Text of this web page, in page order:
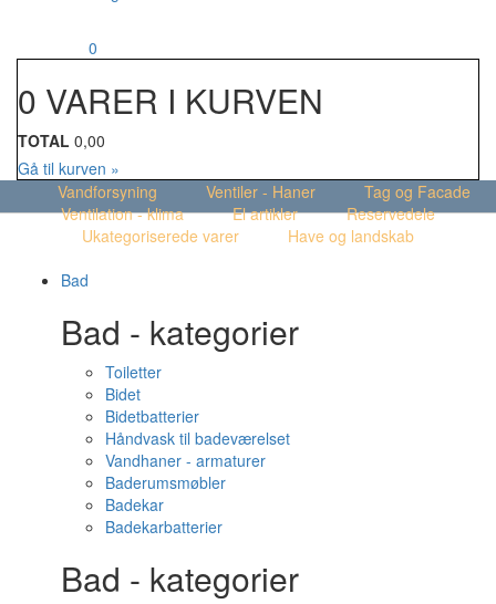
0
0 VARER I KURVEN
TOTAL 0,00
Gå til kurven »
Vandforsyning
Ventiler - Haner
Tag og Facade
Ventilation - klima
El artikler
Reservedele
Ukategoriserede varer
Have og landskab
Bad
Bad - kategorier
Toiletter
Bidet
Bidetbatterier
Håndvask til badeværelset
Vandhaner - armaturer
Baderumsmøbler
Badekar
Badekarbatterier
Bad - kategorier